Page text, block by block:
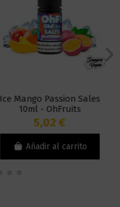
Ice Mango Passion Sales
10ml - OhFruits
5,02 €
Añadir al carrito